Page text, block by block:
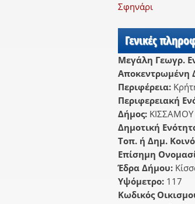
Σφηνάρι
Γενικές
Μεγάλη Γεωγρ.
Αποκεντρωμένη
Περιφέρεια:
Περιφερειακή
Δήμος: ΚΙΣΣΑΜΟΥ
Δημοτική
Τοπ. ή Δημ.
Επίσημη
Έδρα Δήμου:
Υψόμετρο: 117
Κωδικός